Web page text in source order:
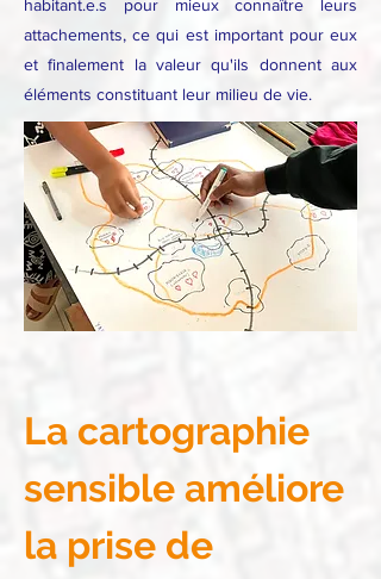
habitant.e.s pour mieux connaître leurs
attachements, ce qui est important pour eux
et finalement la valeur qu'ils donnent aux
éléments constituant leur milieu de vie.
La cartographie
sensible améliore
la prise de